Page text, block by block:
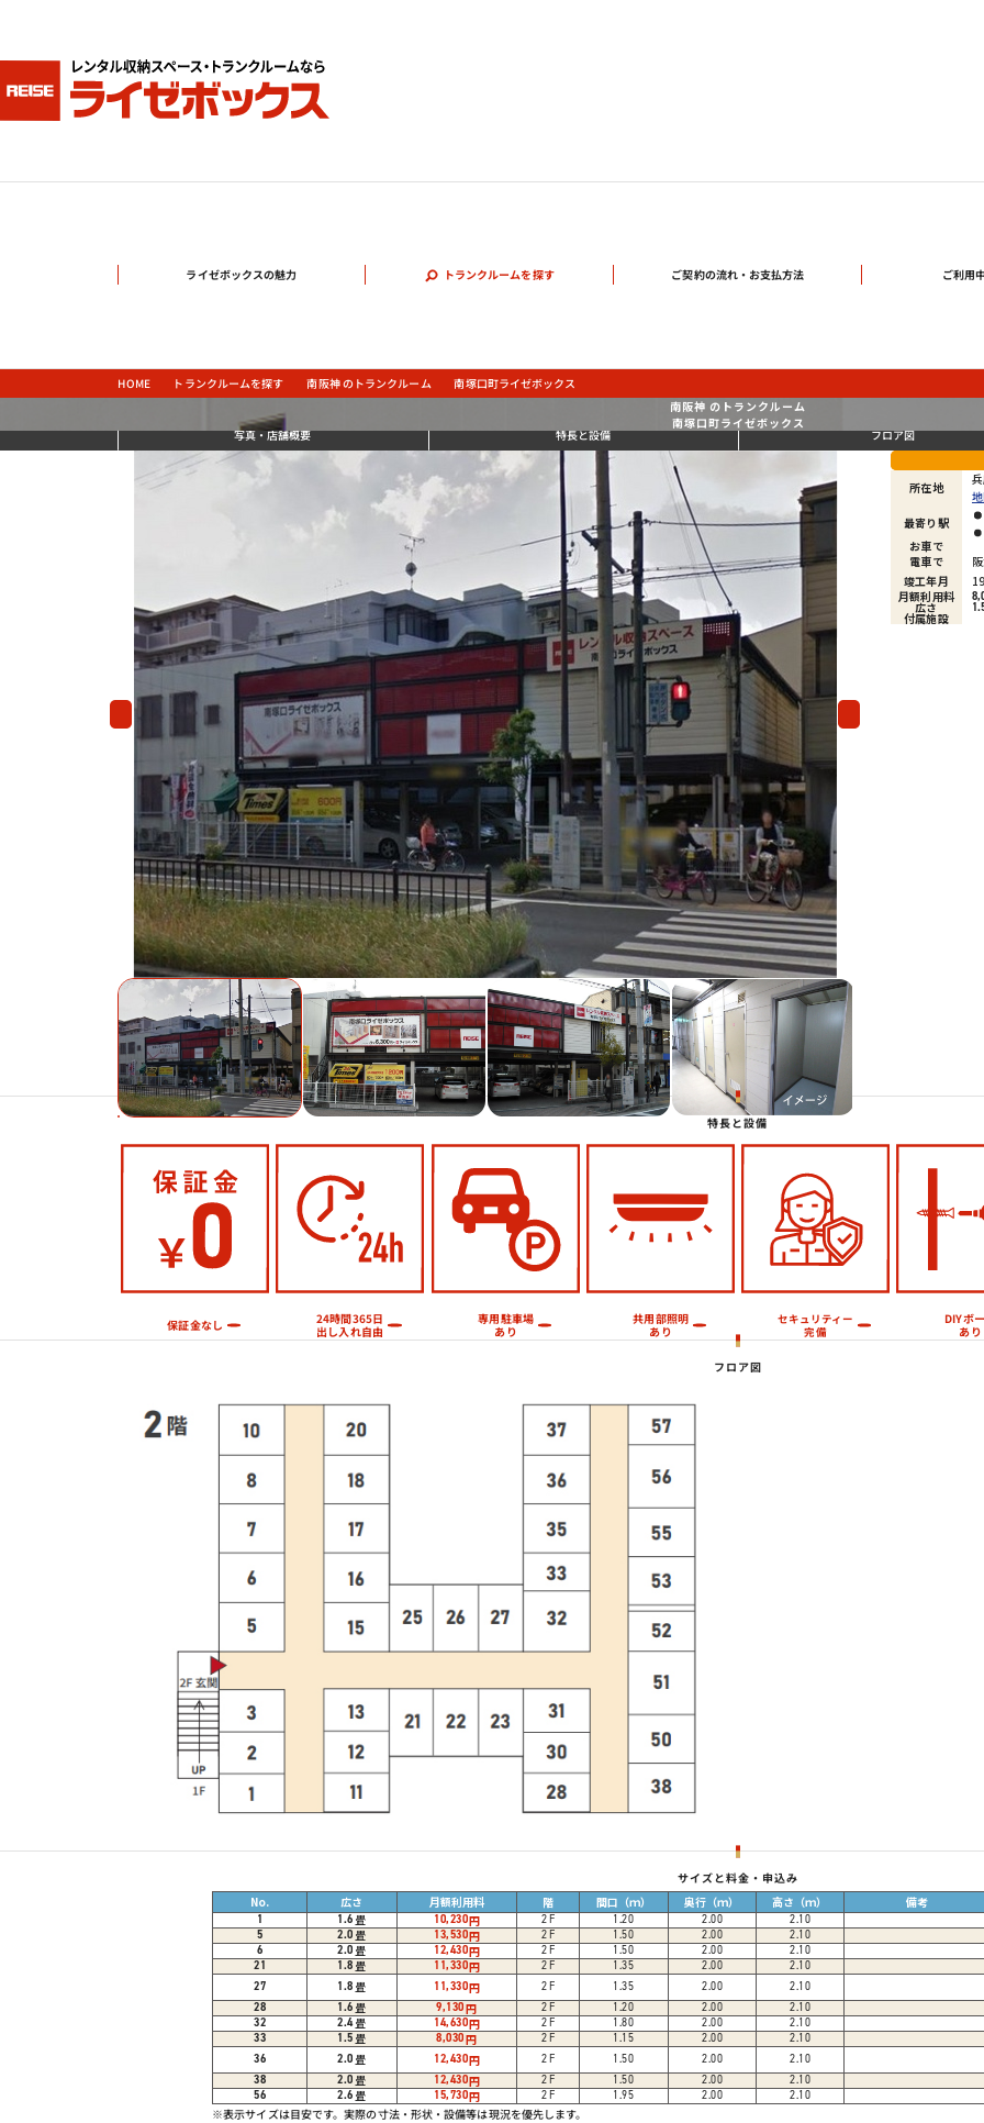
ライゼボックスの魅力 トランクルームを探す ご契約の流れ・お支払方法 ご利用
HOME トランクルームを探す 南阪神 のトランクルーム 南塚口町ライゼボックス
南阪神 のトランクルーム
南塚口町ライゼボックス
写真・店舗概要 特長と設備 フロア図
Previous Next
所在地
最寄り駅
お車で
電車で
竣工年月
月額利用料
広さ
付属施設
特長と設備
保証金なし 24時間365日
出し入れ自由
専用駐車場
あり
共用部照明
あり
セキュリティー
完備
DIYボ
あり
フロア図
サイズと料金・申込み
No. 広さ 月額利用料 階 間口（ｍ） 奥行（ｍ） 高さ（ｍ） 備考
1 1.6 畳 10,230円 2F 1.20 2.00
2.10
5
2.0 畳 13,530円 2F 1.50 2.00
2.10
6
2.0 畳 12,430円 2F 1.50 2.00
2.10
21
1.8 畳 11,330円 2F 1.35 2.00
2.10
27
1.8 畳 11,330円 2F 1.35 2.00
2.10
28
1.6 畳 9,130円 2F 1.20 2.00
2.10
32
2.4畳 14,630円 2F 1.80 2.00
2.10
33
1.5 畳 8,030円 2F 1.15 2.00
2.10
36
2.0 畳 12,430円 2F 1.50 2.00
2.10
38
2.0 畳 12,430円 2F 1.50 2.00
2.10
56
2.6 畳 15,730円 2F 1.95 2.00 2.10
※表示サイズは目安です。実際の寸法・形状・設備等は現況を優先します。